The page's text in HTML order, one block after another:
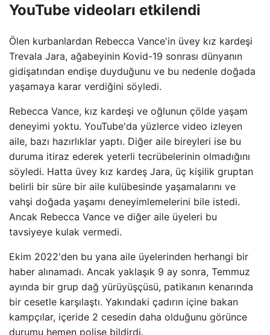
YouTube videoları etkilendi
Ölen kurbanlardan Rebecca Vance'in üvey kız kardeşi
Trevala Jara, ağabeyinin Kovid-19 sonrası dünyanın
gidişatından endişe duyduğunu ve bu nedenle doğada
yaşamaya karar verdiğini söyledi.
Rebecca Vance, kız kardeşi ve oğlunun çölde yaşam
deneyimi yoktu. YouTube'da yüzlerce video izleyen
aile, bazı hazırlıklar yaptı. Diğer aile bireyleri ise bu
duruma itiraz ederek yeterli tecrübelerinin olmadığını
söyledi. Hatta üvey kız kardeş Jara, üç kişilik gruptan
belirli bir süre bir aile kulübesinde yaşamalarını ve
vahşi doğada yaşamı deneyimlemelerini bile istedi.
Ancak Rebecca Vance ve diğer aile üyeleri bu
tavsiyeye kulak vermedi.
Ekim 2022'den bu yana aile üyelerinden herhangi bir
haber alınamadı. Ancak yaklaşık 9 ay sonra, Temmuz
ayında bir grup dağ yürüyüşçüsü, patikanın kenarında
bir cesetle karşılaştı. Yakındaki çadırın içine bakan
kampçılar, içeride 2 cesedin daha olduğunu görünce
durumu hemen polise bildirdi.